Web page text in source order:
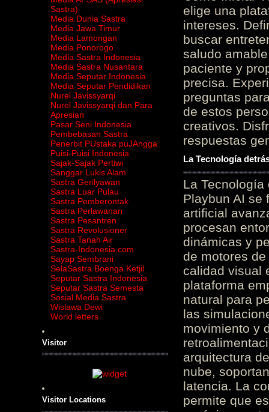
Sastra)
Media Dunia Sastra
Media Jawa Timur
Media Lamongan
Media Ponorogo
Media Sastra Indonesia
Media Sastra Nusantara
Media Seputar Indonesia
Media Seputar Pendidikan
Nurel Javissyarqi
Nurel Javissyarqi dan Para
Apresian
Pasar Seni Indonesia
Pembebasan Sastra
Penerbit PUstaka puJAngga
Puisi-Puisi Indonesia
Sajak-Sajak Pertiwi
Sanggar Lukis Alam
Sastra Gerilyawan
Sastra Luar Pulau
Sastra Pemberontak
Sastra Perlawanan
Sastra Pesantren
Sastra Revolusioner
Sastra Tanah Air
Sastra-Indonesia.com
Sayap Sembrani
SelaSastra Boenga Ketjil
Seputar Sastra Indonesia
Seputar Sastra Semesta
Sosial Media Sastra
Wislawa Dewi
World letters
Visitor
Visitor Locations
elige una
intereses.
buscar
saludo
paciente y
precisa.
preguntas
de estos
creativos.
respuestas
La Tecnología
La
Playbun AI se
artificial
procesan
dinámicas y
de motores
calidad visual
plataforma
natural para
las
movimiento y
arquitectura
nube,
latencia. La
permite que